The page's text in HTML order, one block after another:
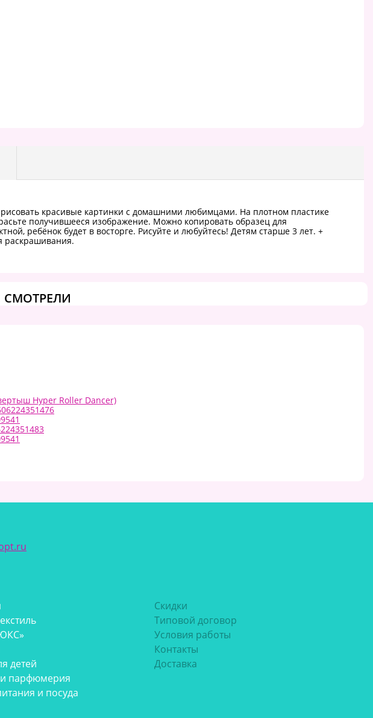
красивые картинки с домашними любимцами. На плотном пластике
получившееся изображение. Можно копировать образец для
ребёнок будет в восторге. Рисуйте и любуйтесь! Детям старше 3 лет. +
раскрашивания.
СМОТРЕЛИ
Hyper Roller Dancer)
детей
парфюмерия
и посуда
Скидки
Типовой договор
Условия работы
Контакты
Доставка